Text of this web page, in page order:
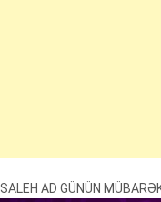
SALEH AD GÜNÜN